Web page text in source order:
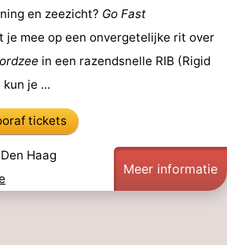
en zeezicht? Go Fast
je mee op een onvergetelijke rit over
in een razendsnelle RIB (Rigid
je ...
tickets
Haag
Meer informatie